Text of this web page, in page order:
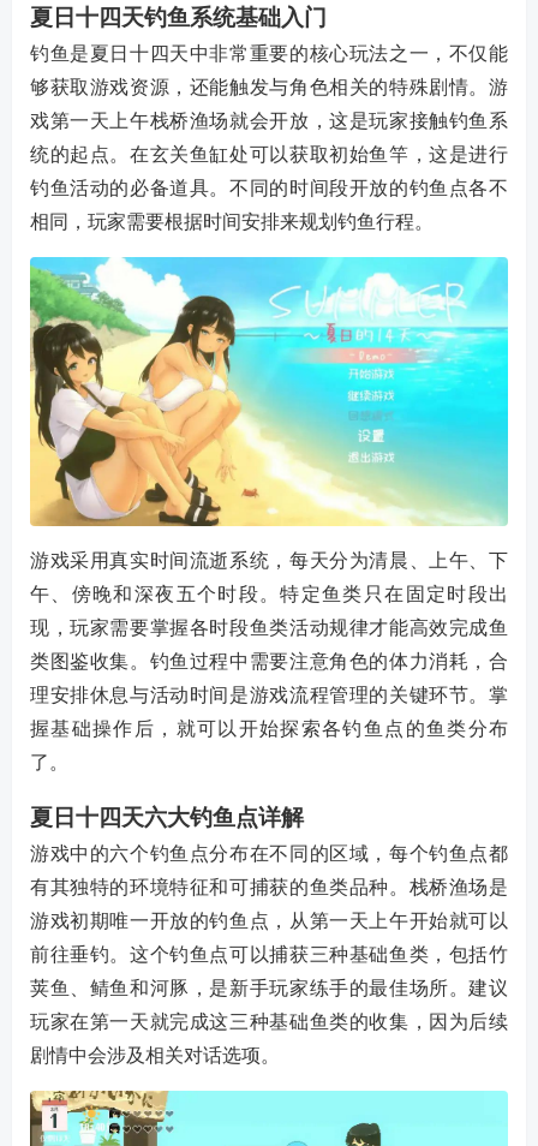
夏日十四天钓鱼系统基础入门
钓鱼是夏日十四天中非常重要的核心玩法之一，不仅能
够获取游戏资源，还能触发与角色相关的特殊剧情。游
戏第一天上午栈桥渔场就会开放，这是玩家接触钓鱼系
统的起点。在玄关鱼缸处可以获取初始鱼竿，这是进行
钓鱼活动的必备道具。不同的时间段开放的钓鱼点各不
相同，玩家需要根据时间安排来规划钓鱼行程。
游戏采用真实时间流逝系统，每天分为清晨、上午、下
午、傍晚和深夜五个时段。特定鱼类只在固定时段出
现，玩家需要掌握各时段鱼类活动规律才能高效完成鱼
类图鉴收集。钓鱼过程中需要注意角色的体力消耗，合
理安排休息与活动时间是游戏流程管理的关键环节。掌
握基础操作后，就可以开始探索各钓鱼点的鱼类分布
了。
夏日十四天六大钓鱼点详解
游戏中的六个钓鱼点分布在不同的区域，每个钓鱼点都
有其独特的环境特征和可捕获的鱼类品种。栈桥渔场是
游戏初期唯一开放的钓鱼点，从第一天上午开始就可以
前往垂钓。这个钓鱼点可以捕获三种基础鱼类，包括竹
荚鱼、鲭鱼和河豚，是新手玩家练手的最佳场所。建议
玩家在第一天就完成这三种基础鱼类的收集，因为后续
剧情中会涉及相关对话选项。